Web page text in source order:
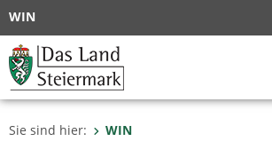
WIN
Sie sind hier: WIN